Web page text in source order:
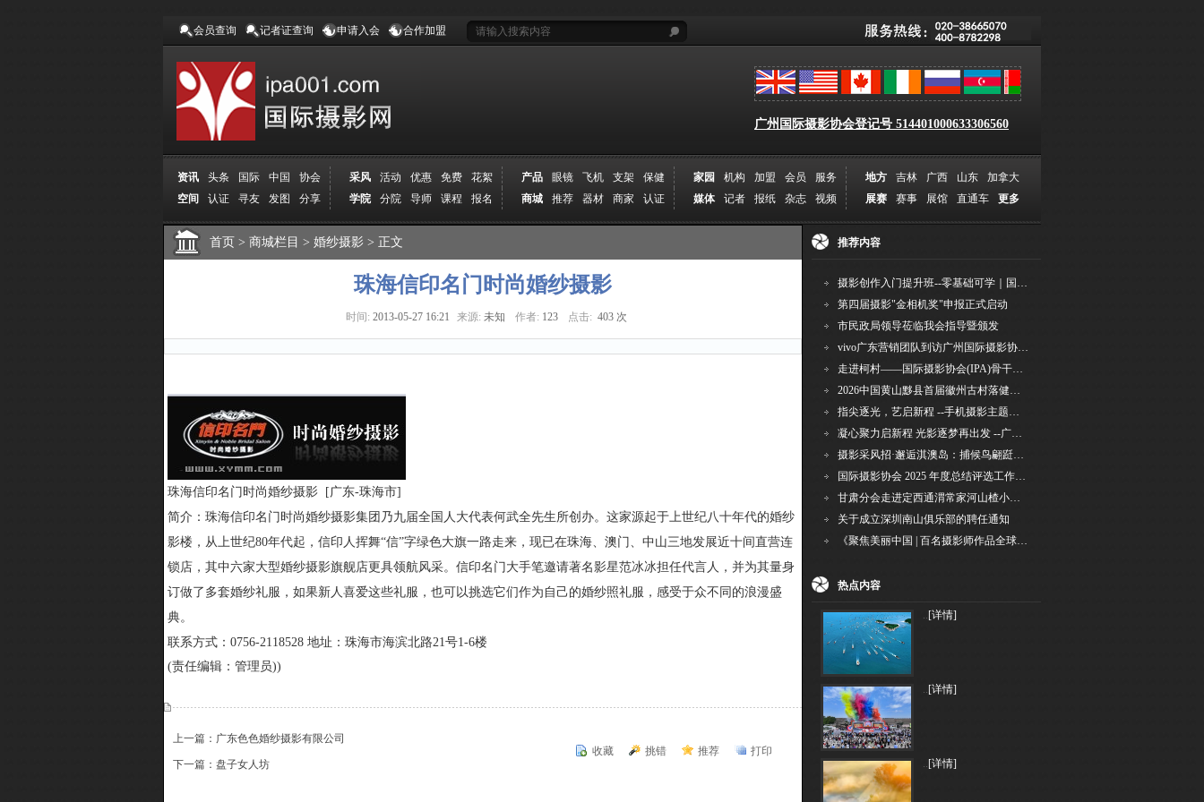
会员查询 记者证查询 申请入会 合作加盟
广州国际摄影协会登记号 514401000633306560
资讯 头条 国际 中国 协会 采风 活动 优惠 免费 花絮 产品 眼镜 飞机 支架 保健 家园 机构 加盟 会员 服务 地方 吉林 广西 山东
加拿大
空间
认证 寻友 发图 分享 学院 分院 导师 课程 报名 商城 推荐 器材 商家 认证 媒体 记者 报纸 杂志 视频 展赛 赛事 展馆 直通车 更多
首页 > 商城栏目 > 婚纱摄影 > 正文
珠海信印名门时尚婚纱摄影
时间: 2013-05-27 16:21 来源: 未知 作者: 123 点击: 403 次
珠海信印名门时尚婚纱摄影 [广东-珠海市]
简介： 珠海信印名门时尚婚纱摄影集团乃九届全国人大代表何武全先生所创办。这家源起于上世纪八十年代的婚纱
影楼，从上世纪80年代起，信印人挥舞“信”字绿色大旗一路走来，现已在珠海、澳门、中山三地发展近十间直营连
锁店，其中六家大型婚纱摄影旗舰店更具领航风采。信印名门大手笔邀请著名影星范冰冰担任代言人，并为其量身
订做了多套婚纱礼服，如果新人喜爱这些礼服，也可以挑选它们作为自己的婚纱照礼服，感受于众不同的浪漫盛
典。
联系方式：0756-2118528 地址：珠海市海滨北路21号1-6楼
(责任编辑：管理员))
上一篇：广东色色婚纱摄影有限公司
下一篇：盘子女人坊
收藏 挑错 推荐 打印
推荐内容
摄影创作入门提升班--零基础可学｜国际评委授课｜手机·相机均可｜AI工具｜摄影比赛指
第四届摄影"金相机奖"申报正式启动
市民政局领导莅临我会指导暨颁发
vivo广东营销团队到访广州国际摄影协会 共商合作事宜
走进柯村——国际摄影协会(IPA)骨干采风安徽行之6
2026中国黄山黟县首届徽州古村落健康跑圆满举行
指尖逐光，艺启新程 --手机摄影主题讲座在市老年干部大学圆满落幕
凝心聚力启新程 光影逐梦再出发 --广州国际摄影协会2026年首次会长秘书长会议召开
摄影采风招·邂逅淇澳岛：捕候鸟翩跹，寻古村烟火，追海上霞光
国际摄影协会 2025 年度总结评选工作的通知
甘肃分会走进定西通渭常家河山楂小镇旅游景区开展"红果满枝迎丰岁·山楂小镇庆佳节"为主
关于成立深圳南山俱乐部的聘任通知
《聚焦美丽中国 | 百名摄影师作品全球巡回展》（晋中）开幕新闻通稿
热点内容
..[详情]
..[详情]
..[详情]